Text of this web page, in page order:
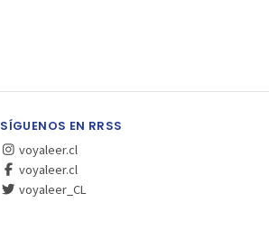
SÍGUENOS EN RRSS
voyaleer.cl
voyaleer.cl
voyaleer_CL